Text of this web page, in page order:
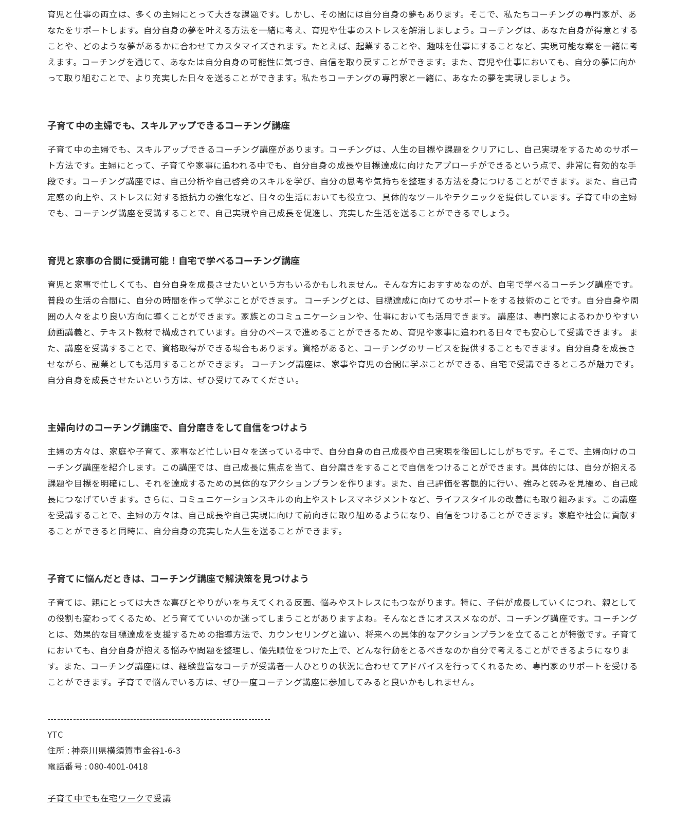
育児と仕事の両立は、多くの主婦にとって大きな課題です。しかし、その間には自分自身の夢もあります。そこで、私たちコーチングの専門家が、あ
なたをサポートします。自分自身の夢を叶える方法を一緒に考え、育児や仕事のストレスを解消しましょう。コーチングは、あなた自身が得意とする
ことや、どのような夢があるかに合わせてカスタマイズされます。たとえば、起業することや、趣味を仕事にすることなど、実現可能な案を一緒に考
えます。コーチングを通じて、あなたは自分自身の可能性に気づき、自信を取り戻すことができます。また、育児や仕事においても、自分の夢に向か
って取り組むことで、より充実した日々を送ることができます。私たちコーチングの専門家と一緒に、あなたの夢を実現しましょう。
子育て中の主婦でも、スキルアップできるコーチング講座
子育て中の主婦でも、スキルアップできるコーチング講座があります。コーチングは、人生の目標や課題をクリアにし、自己実現をするためのサポー
ト方法です。主婦にとって、子育てや家事に追われる中でも、自分自身の成長や目標達成に向けたアプローチができるという点で、非常に有効的な手
段です。コーチング講座では、自己分析や自己啓発のスキルを学び、自分の思考や気持ちを整理する方法を身につけることができます。また、自己肯
定感の向上や、ストレスに対する抵抗力の強化など、日々の生活においても役立つ、具体的なツールやテクニックを提供しています。子育て中の主婦
でも、コーチング講座を受講することで、自己実現や自己成長を促進し、充実した生活を送ることができるでしょう。
育児と家事の合間に受講可能！自宅で学べるコーチング講座
育児と家事で忙しくても、自分自身を成長させたいという方もいるかもしれません。そんな方におすすめなのが、自宅で学べるコーチング講座です。
普段の生活の合間に、自分の時間を作って学ぶことができます。 コーチングとは、目標達成に向けてのサポートをする技術のことです。自分自身や周
囲の人々をより良い方向に導くことができます。家族とのコミュニケーションや、仕事においても活用できます。 講座は、専門家によるわかりやすい
動画講義と、テキスト教材で構成されています。自分のペースで進めることができるため、育児や家事に追われる日々でも安心して受講できます。 ま
た、講座を受講することで、資格取得ができる場合もあります。資格があると、コーチングのサービスを提供することもできます。自分自身を成長さ
せながら、副業としても活用することができます。 コーチング講座は、家事や育児の合間に学ぶことができる、自宅で受講できるところが魅力です。
自分自身を成長させたいという方は、ぜひ受けてみてください。
主婦向けのコーチング講座で、自分磨きをして自信をつけよう
主婦の方々は、家庭や子育て、家事など忙しい日々を送っている中で、自分自身の自己成長や自己実現を後回しにしがちです。そこで、主婦向けのコ
ーチング講座を紹介します。この講座では、自己成長に焦点を当て、自分磨きをすることで自信をつけることができます。具体的には、自分が抱える
課題や目標を明確にし、それを達成するための具体的なアクションプランを作ります。また、自己評価を客観的に行い、強みと弱みを見極め、自己成
長につなげていきます。さらに、コミュニケーションスキルの向上やストレスマネジメントなど、ライフスタイルの改善にも取り組みます。この講座
を受講することで、主婦の方々は、自己成長や自己実現に向けて前向きに取り組めるようになり、自信をつけることができます。家庭や社会に貢献す
ることができると同時に、自分自身の充実した人生を送ることができます。
子育てに悩んだときは、コーチング講座で解決策を見つけよう
子育ては、親にとっては大きな喜びとやりがいを与えてくれる反面、悩みやストレスにもつながります。特に、子供が成長していくにつれ、親として
の役割も変わってくるため、どう育てていいのか迷ってしまうことがありますよね。そんなときにオススメなのが、コーチング講座です。コーチング
とは、効果的な目標達成を支援するための指導方法で、カウンセリングと違い、将来への具体的なアクションプランを立てることが特徴です。子育て
においても、自分自身が抱える悩みや問題を整理し、優先順位をつけた上で、どんな行動をとるべきなのか自分で考えることができるようになりま
す。また、コーチング講座には、経験豊富なコーチが受講者一人ひとりの状況に合わせてアドバイスを行ってくれるため、専門家のサポートを受ける
ことができます。子育てで悩んでいる方は、ぜひ一度コーチング講座に参加してみると良いかもしれません。
----------------------------------------------------------------------
YTC
住所 : 神奈川県横須賀市金谷1-6-3
電話番号 : 080-4001-0418
子育て中でも在宅ワークで受講